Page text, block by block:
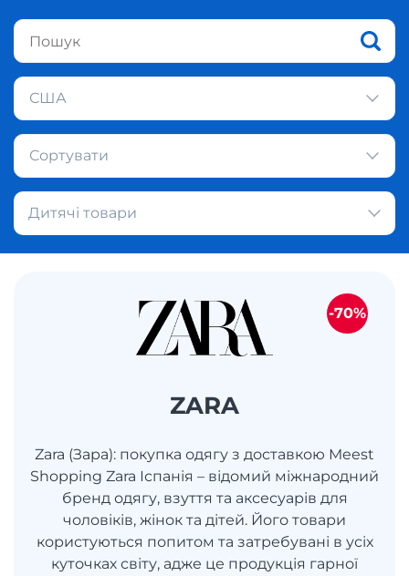
США
Сортувати
Дитячі товари
ZARA
Zara (Зара): покупка одягу з доставкою Meest
Shopping Zara Іспанія – відомий міжнародний
бренд одягу, взуття та аксесуарів для
чоловіків, жінок та дітей. Його товари
користуються попитом та затребувані в усіх
куточках світу, адже це продукція гарної
-70%